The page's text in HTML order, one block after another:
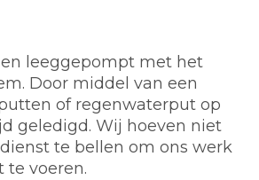
leeggepompt met het
Door middel van een
of regenwaterput op
geledigd. Wij hoeven niet
te bellen om ons werk
te voeren.